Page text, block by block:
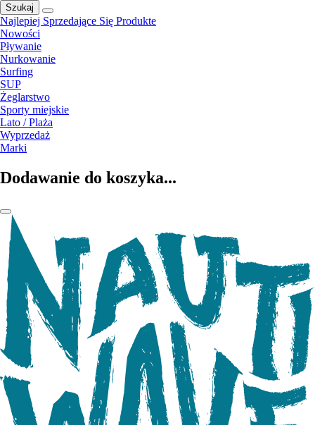
Szukaj
Najlepiej Sprzedające Się Produkte
Nowości
Pływanie
Nurkowanie
Surfing
SUP
Żeglarstwo
Sporty miejskie
Lato / Plaża
Wyprzedaż
Marki
Dodawanie do koszyka...